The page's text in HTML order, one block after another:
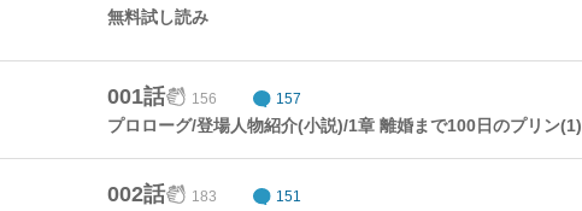
無料試し読み
001話 156 157
プロローグ/登場人物紹介(小説)/1章 離婚まで100日のプリン(1)
002話 183 151